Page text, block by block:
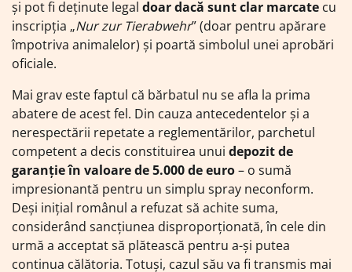
și pot fi deținute legal doar dacă sunt clar marcate cu
inscripția „Nur zur Tierabwehr” (doar pentru apărare
împotriva animalelor) și poartă simbolul unei aprobări
oficiale.
Mai grav este faptul că bărbatul nu se afla la prima
abatere de acest fel. Din cauza antecedentelor și a
nerespectării repetate a reglementărilor, parchetul
competent a decis constituirea unui depozit de
garanție în valoare de 5.000 de euro– o sumă
impresionantă pentru un simplu spray neconform.
Deși inițial românul a refuzat să achite suma,
considerând sancțiunea disproporționată, în cele din
urmă a acceptat să plătească pentru a-și putea
continua călătoria. Totuși, cazul său va fi transmis mai